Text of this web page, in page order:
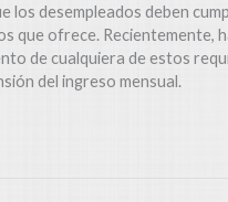
los desempleados deben
que ofrece. Recientemente,
de cualquiera de estos
del ingreso mensual.